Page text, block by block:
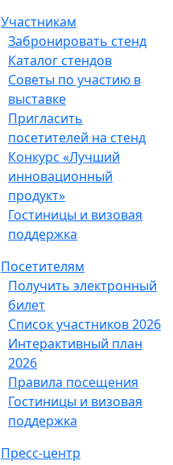
Участникам
Забронировать стенд
Каталог стендов
Советы по участию в
выставке
Пригласить
посетителей на стенд
Конкурс «Лучший
инновационный
продукт»
Гостиницы и визовая
поддержка
Посетителям
Получить электронный
билет
Список участников 2026
Интерактивный план
2026
Правила посещения
Гостиницы и визовая
поддержка
Пресс-центр